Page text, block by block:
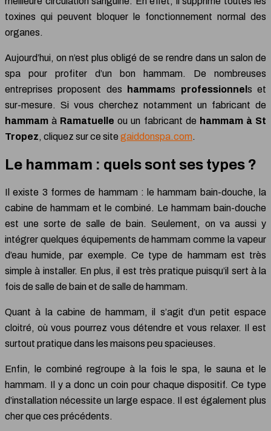
toxines qui peuvent bloquer le fonctionnement normal des
organes.
Aujourd’hui, on n’est plus obligé de se rendre dans un salon de
spa pour profiter d’un bon hammam. De nombreuses
entreprises proposent des
hammams professionnel s et
sur-mesure. Si vous cherchez notamment un fabricant de
hammamà Ramatuelle ou un fabricant de hammam à St
Tropez, cliquez sur ce site gaiddonspa.com.
Le hammam : quels sont ses types ?
Il existe 3 formes de hammam : le hammam bain-douche, la
cabine de hammam et le combiné. Le hammam bain-douche
est une sorte de salle de bain. Seulement, on va aussi y
intégrer quelques équipements de hammam comme la vapeur
d’eau humide, par exemple. Ce type de hammam est très
simple à installer. En plus, il est très pratique puisqu’il sert à la
fois de salle de bain et de salle de hammam.
Quant à la cabine de hammam, il s’agit d’un petit espace
cloitré, où vous pourrez vous détendre et vous relaxer. Il est
surtout pratique dans les maisons peu spacieuses.
Enfin, le combiné regroupe à la fois le spa, le sauna et le
hammam. Il y a donc un coin pour chaque dispositif. Ce type
d’installation nécessite un large espace. Il est également plus
cher que ces précédents.